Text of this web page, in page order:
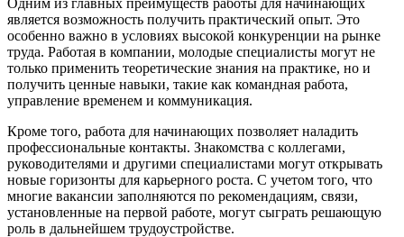
Одним из главных преимуществ работы для начинающих
является возможность получить практический опыт. Это
особенно важно в условиях высокой конкуренции на рынке
труда. Работая в компании, молодые специалисты могут не
только применить теоретические знания на практике, но и
получить ценные навыки, такие как командная работа,
управление временем и коммуникация.
Кроме того, работа для начинающих позволяет наладить
профессиональные контакты. Знакомства с коллегами,
руководителями и другими специалистами могут открывать
новые горизонты для карьерного роста. С учетом того, что
многие вакансии заполняются по рекомендациям, связи,
установленные на первой работе, могут сыграть решающую
роль в дальнейшем трудоустройстве.